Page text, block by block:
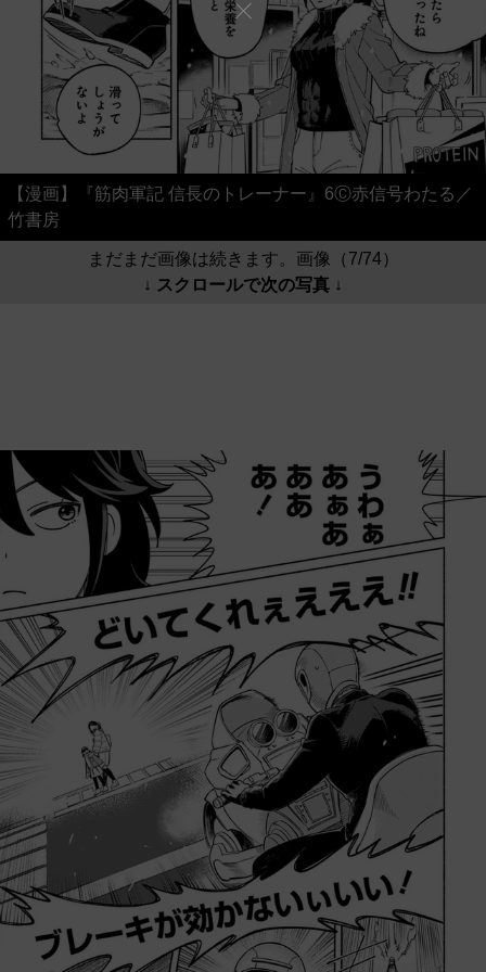
【漫画】『筋肉軍記 信長のトレーナー』6Ⓒ赤信号わたる／
竹書房
まだまだ画像は続きます。画像（7/74）
↓ スクロールで次の写真 ↓